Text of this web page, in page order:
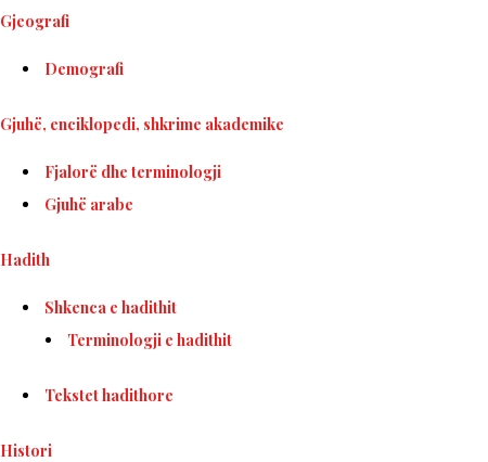
Gjeografi
Demografi
Gjuhë, enciklopedi, shkrime akademike
Fjalorë dhe terminologji
Gjuhë arabe
Hadith
Shkenca e hadithit
Terminologji e hadithit
Tekstet hadithore
Histori